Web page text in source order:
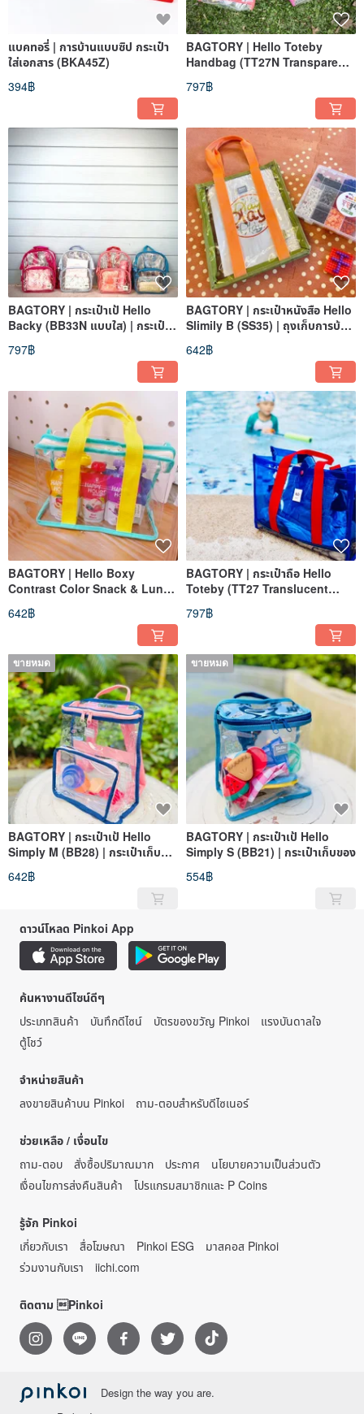
แบคทอรี่ | การบ้านแบบซิป กระเป๋า
ใส่เอกสาร (BKA45Z)
394฿
BAGTORY | Hello Toteby
Handbag (TT27N Transparent
797฿
BAGTORY | กระเป๋าเป้ Hello
Backy (BB33N แบบใส) | กระเป๋า
797฿
BAGTORY | กระเป๋าหนังสือ Hello
Slimily B (SS35) | ถุงเก็บการบ้าน
642฿
BAGTORY | Hello Boxy
Contrast Color Snack & Lunch
642฿
BAGTORY | กระเป๋าถือ Hello
Toteby (TT27 Translucent
797฿
ขายหมด
BAGTORY | กระเป๋าเป้ Hello
Simply M (BB28) | กระเป๋าเก็บ
642฿
ขายหมด
BAGTORY | กระเป๋าเป้ Hello
Simply S (BB21) | กระเป๋าเก็บของ
554฿
ดาวน์โหลด Pinkoi App
ค้นหางานดีไซน์ดีๆ
ประเภทสินค้า
บันทึกดีไซน์ บัตรของขวัญ Pinkoi
แรงบันดาลใจ
ตู้โชว์
จำหน่ายสินค้า
ลงขายสินค้าบน Pinkoi
ถาม-ตอบสำหรับดีไซเนอร์
ช่วยเหลือ / เงื่อนไข
ถาม-ตอบ
สั่งซื้อปริมาณมาก ประกาศ
นโยบายความเป็นส่วนตัว
เงื่อนไขการส่งคืนสินค้า
โปรแกรมสมาชิกและ P Coins
รู้จัก Pinkoi
เกี่ยวกับเรา
สื่อโฆษณา Pinkoi ESG
มาสคอส Pinkoi
ร่วมงานกับเรา
iichi.com
ติดตาม Pinkoi
Design the way you are.